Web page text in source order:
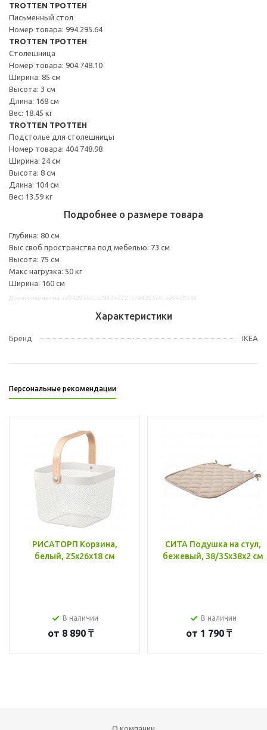
TROTTEN ТРОТТЕН
Письменный стол
Номер товара: 994.295.64
TROTTEN ТРОТТЕН
Столешница
Номер товара: 904.748.10
Ширина: 85 см
Высота: 3 см
Длина: 168 см
Вес: 18.45 кг
TROTTEN ТРОТТЕН
Подстолье для столешницы
Номер товара: 404.748.98
Ширина: 24 см
Высота: 8 см
Длина: 104 см
Вес: 13.59 кг
Подробнее о размере товара
Глубина: 80 см
Выс своб пространства под мебелью: 73 см
Высота: 75 см
Макс нагрузка: 50 кг
Ширина: 160 см
Характеристики
Бренд IKEA
Персональные рекомендации
РИСАТОРП Корзина,
белый, 25x26x18 см
В наличии
от 8 890 ₸
СИТА Подушка на стул,
бежевый, 38/35x38x2 см
В наличии
от 1 790 ₸
О компании